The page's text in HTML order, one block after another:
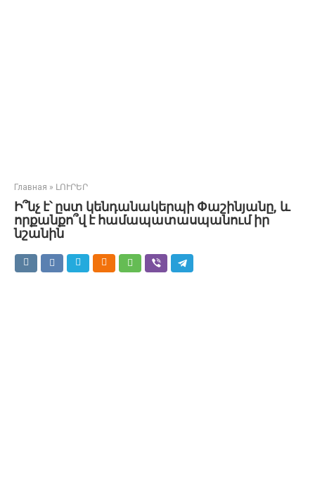
Главная » ԼՈՒՐԵՐ
Ի՞նչ է՝ ըստ կենդանակերպի Փաշինյանը, և
որքանքո՞վ է համապատասպանում իր
նշանին